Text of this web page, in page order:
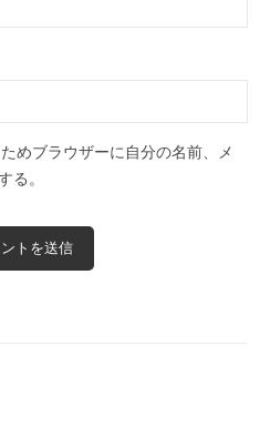
めブラウザーに自分の名前、メ
る。